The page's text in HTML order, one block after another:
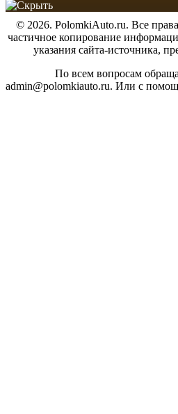
© 2026. PolomkiAuto.ru. Все
частичное копирование
указания сайта-источника,
По всем вопросам
admin@polomkiauto.ru. Или с